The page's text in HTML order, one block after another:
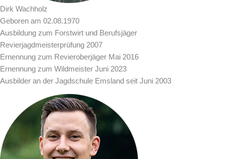
Dirk Wachholz
Geboren am 02.08.1970
Ausbildung zum Forstwirt und Berufsjäger
Revierjagdmeisterprüfung 2007
Ernennung zum Revieroberjäger Mai 2016
Ernennung zum Wildmeister Juni 2023
Ausbilder an der Jagdschule Emsland seit Juni 2003